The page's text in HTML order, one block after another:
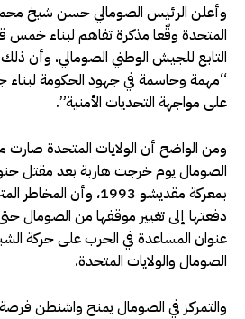
وأعلن الرئيس الصومالي حسن شيخ
المتحدة وقّعا مذكرة تفاهم لبناء خمس
التابع للجيش الوطني الصومالي، وأن
“مهمة وحاسمة في جهود الحكومة
على مواجهة التحديات الأمنية”.
ومن الواضح أن الولايات المتحدة
الصومال يوم خرجت هاربة بعد مقتل
بمعركة مقديشو 1993، وأن
دفعتها إلى تغيير موقفها من الصومال
عنوان المساعدة في الحرب على حركة
الصومال والولايات المتحدة.
والتمركز في الصومال يمنح واشنطن فرصة